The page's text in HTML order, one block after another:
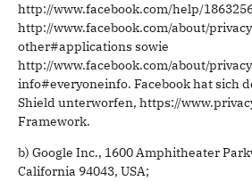
http://www.facebook.com/help/
http://www.facebook.com/about/
other#applications sowie
http://www.facebook.com/about/
info#everyoneinfo. Facebook hat sich
Shield unterworfen, https://
Framework.
b) Google Inc., 1600 Amphitheater
California 94043, USA;